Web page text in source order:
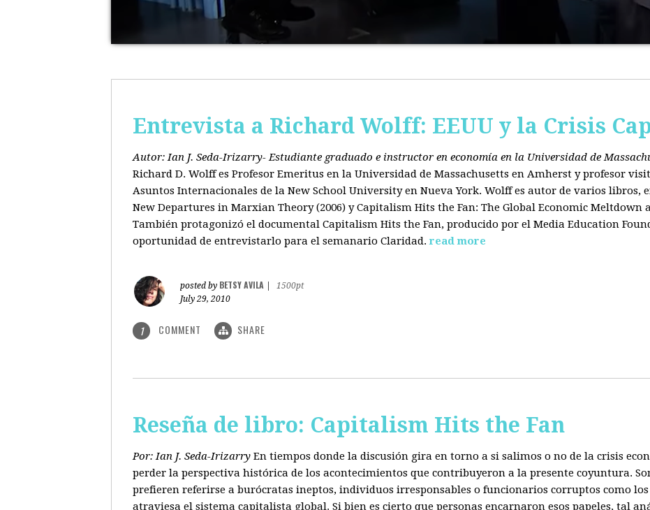
Entrevista a Richard Wolff: EEUU y la Crisis
Autor: Ian J. Seda-Irizarry- Estudiante graduado e instructor en economía en la Universidad de
Richard D. Wolff es Profesor Emeritus en la Universidad de Massachusetts en Amherst y profesor
Asuntos Internacionales de la New School University en Nueva York. Wolff es autor de varios libros,
New Departures in Marxian Theory (2006) y Capitalism Hits the Fan: The Global Economic Meltdown
También protagonizó el documental Capitalism Hits the Fan, producido por el Media Education
oportunidad de entrevistarlo para el semanario Claridad. read more
posted by BETSY AVILA
1500pt
July 29, 2010
1 COMMENT SHARE
Reseña de libro: Capitalism Hits the Fan
Por: Ian J. Seda-Irizarry En tiempos donde la discusión gira en torno a si salimos o no de la crisis
perder la perspectiva histórica de los acontecimientos que contribuyeron a la presente coyuntura.
prefieren referirse a burócratas ineptos, individuos irresponsables o funcionarios corruptos como
atraviesa el sistema capitalista global. Si bien es cierto que personas encarnaron esos papeles, tal